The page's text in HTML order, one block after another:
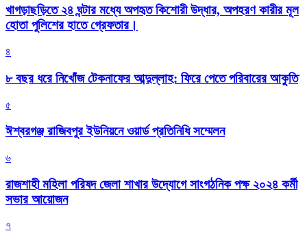
খাগড়াছড়িতে ২৪ ঘন্টার মধ্যে অপহৃত কিশোরী উদ্ধার, অপহরণ কারীর মূল
হোতা পুলিশের হাতে গ্রেফতার।
৪
৮ বছর ধরে নিখোঁজ টেকনাফের আব্দুল্লাহ: ফিরে পেতে পরিবারের আকুতি
৫
ঈশ্বরগঞ্জ রাজিবপুর ইউনিয়নে ওয়ার্ড প্রতিনিধি সম্মেলন
৬
রাজশাহী মহিলা পরিষদ জেলা শাখার উদ্যোগে সাংগঠনিক পক্ষ ২০২৪ কর্মী
সভার আয়োজন
৭